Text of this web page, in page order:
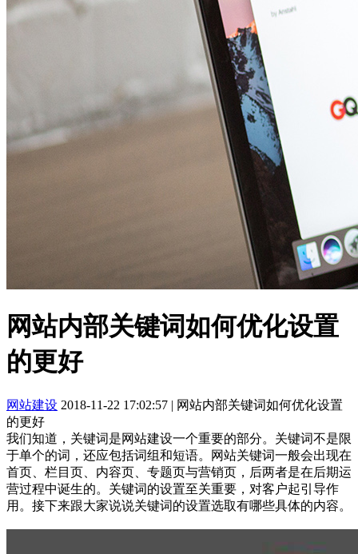
网站内部关键词如何优化设置
的更好
网站建设 2018-11-22 17:02:57 | 网站内部关键词如何优化设置
的更好
我们知道，关键词是网站建设一个重要的部分。关键词不是限
于单个的词，还应包括词组和短语。网站关键词一般会出现在
首页、栏目页、内容页、专题页与营销页，后两者是在后期运
营过程中诞生的。关键词的设置至关重要，对客户起引导作
用。接下来跟大家说说关键词的设置选取有哪些具体的内容。